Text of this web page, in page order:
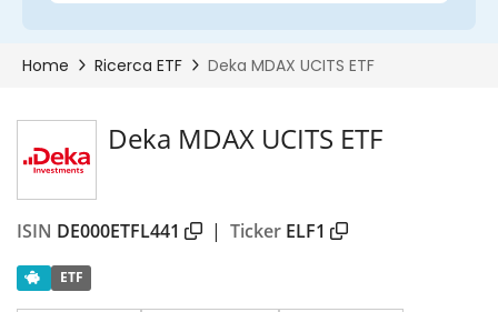
Deka MDAX UCITS ETF
ISIN DE000ETFL441 | Ticker ELF1
ETF